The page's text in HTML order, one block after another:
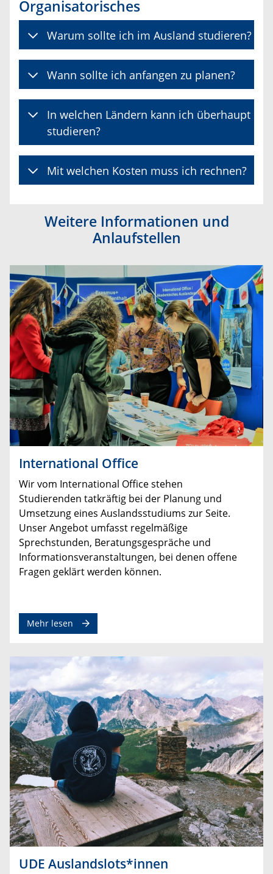
Organisatorisches
Warum sollte ich im Ausland studieren?
Wann sollte ich anfangen zu planen?
In welchen Ländern kann ich überhaupt
studieren?
Mit welchen Kosten muss ich rechnen?
Weitere Informationen und
Anlaufstellen
International Office
Wir vom International Office stehen
Studierenden tatkräftig bei der Planung und
Umsetzung eines Auslandsstudiums zur Seite.
Unser Angebot umfasst regelmäßige
Sprechstunden, Beratungsgespräche und
Informationsveranstaltungen, bei denen offene
Fragen geklärt werden können.
Mehr lesen
UDE Auslandslots*innen